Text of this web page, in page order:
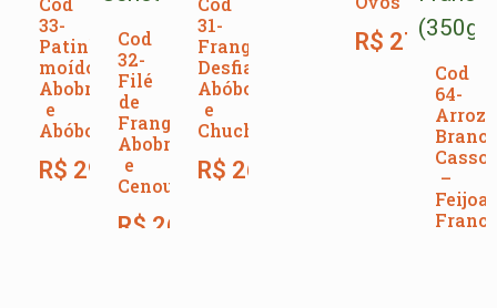
33-
Patinho
moído,
Abobrinha
e
Abóbora
R$ 29,00
Cod
32-
Filé
de
Frango,
Abobrinha
e
Cenoura
R$ 26,00
31-
Frango
Desfiado,
Abóbora
e
Chuchu
R$ 26,00
R$ 27,00
Cod
64-
Arroz
–